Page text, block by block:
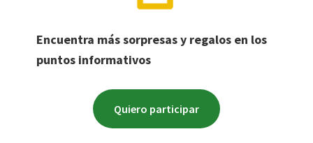
Encuentra más sorpresas y regalos en los
puntos informativos
Quiero participar